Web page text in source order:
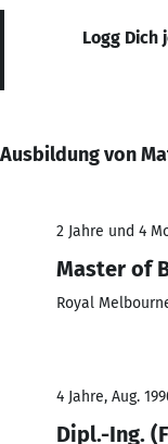
Logg Dich
Ausbildung von
2 Jahre und 4
Master of
Royal
4 Jahre, Aug.
Dipl.-Ing.